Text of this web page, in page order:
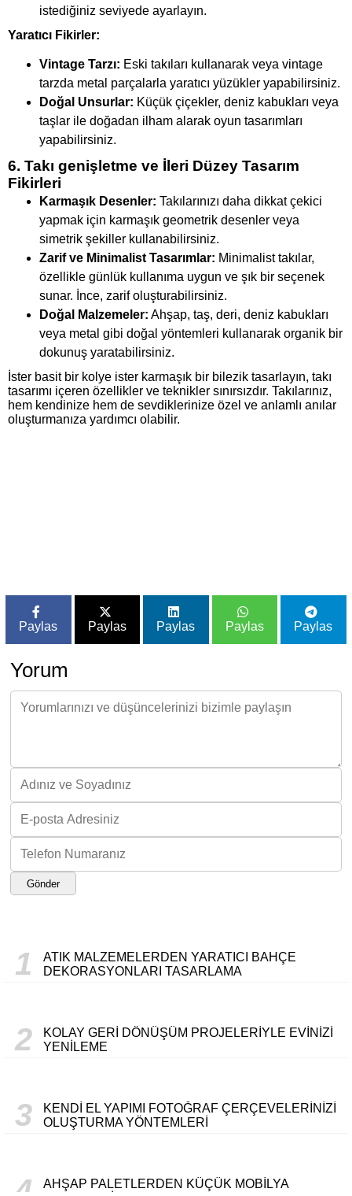
istediğiniz seviyede ayarlayın.
Yaratıcı Fikirler:
Vintage Tarzı: Eski takıları kullanarak veya vintage
tarzda metal parçalarla yaratıcı yüzükler yapabilirsiniz.
Doğal Unsurlar: Küçük çiçekler, deniz kabukları veya
taşlar ile doğadan ilham alarak oyun tasarımları
yapabilirsiniz.
6. Takı genişletme ve İleri Düzey Tasarım
Fikirleri
Karmaşık Desenler: Takılarınızı daha dikkat çekici
yapmak için karmaşık geometrik desenler veya
simetrik şekiller kullanabilirsiniz.
Zarif ve Minimalist Tasarımlar: Minimalist takılar,
özellikle günlük kullanıma uygun ve şık bir seçenek
sunar. İnce, zarif oluşturabilirsiniz.
Doğal Malzemeler: Ahşap, taş, deri, deniz kabukları
veya metal gibi doğal yöntemleri kullanarak organik bir
dokunuş yaratabilirsiniz.
İster basit bir kolye ister karmaşık bir bilezik tasarlayın, takı
tasarımı içeren özellikler ve teknikler sınırsızdır. Takılarınız,
hem kendinize hem de sevdiklerinize özel ve anlamlı anılar
oluşturmanıza yardımcı olabilir.
Paylas Paylas Paylas Paylas Paylas
Yorum
Gönder
1
ATIK MALZEMELERDEN YARATICI BAHÇE
DEKORASYONLARI TASARLAMA
2
KOLAY GERI DÖNÜŞÜM PROJELERIYLE EVINIZI
YENILEME
3
KENDI EL YAPIMI FOTOĞRAF ÇERÇEVELERINIZI
OLUŞTURMA YÖNTEMLERI
AHŞAP PALETLERDEN KÜÇÜK MOBILYA